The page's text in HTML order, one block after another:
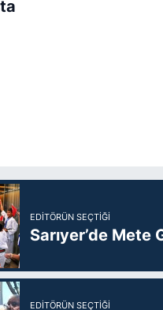
EDITÖRÜN SEÇTIĞI
Sarıyer’de Mete
EDITÖRÜN SEÇTIĞI